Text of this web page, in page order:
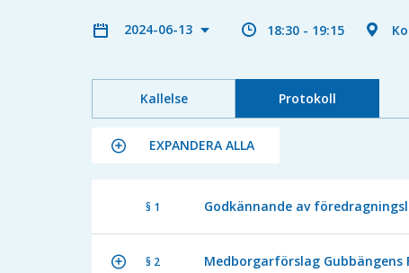
2024-06-13 18:30 - 19:15
Kallelse Protokoll
EXPANDERA ALLA
§ 1 Godkännande av
§ 2 Medborgarförslag